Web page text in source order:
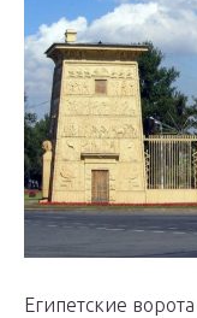
Египетские ворота